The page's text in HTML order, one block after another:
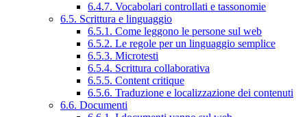
6.4.7. Vocabolari controllati e tassonomie
6.5. Scrittura e linguaggio
6.5.1. Come leggono le persone sul web
6.5.2. Le regole per un linguaggio semplice
6.5.3. Microtesti
6.5.4. Scrittura collaborativa
6.5.5. Content critique
6.5.6. Traduzione e localizzazione dei contenuti
6.6. Documenti